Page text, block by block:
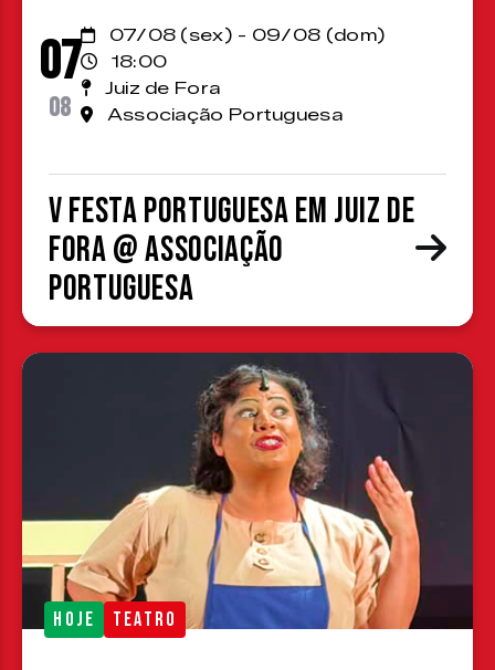
07
08
07/08 (sex) - 09/08 (dom)
18:00
Juiz de Fora
Associação Portuguesa
V Festa Portuguesa em Juiz de
Fora @ Associação
Portuguesa
HOJE TEATRO